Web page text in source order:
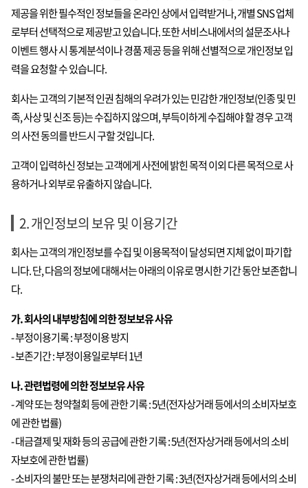
제공을 위한 필수적인 정보들을 온라인 상에서 입력받거나, 개별 SNS 업체
로부터 선택적으로 제공받고 있습니다. 또한 서비스내에서의 설문조사나
이벤트 행사 시 통계분석이나 경품 제공 등을 위해 선별적으로 개인정보 입
력을 요청할 수 있습니다.
회사는 고객의 기본적 인권 침해의 우려가 있는 민감한 개인정보(인종 및 민
족, 사상 및 신조 등)는 수집하지 않으며, 부득이하게 수집해야 할 경우 고객
의 사전 동의를 반드시 구할 것입니다.
고객이 입력하신 정보는 고객에게 사전에 밝힌 목적 이외 다른 목적으로 사
용하거나 외부로 유출하지 않습니다.
2. 개인정보의 보유 및 이용기간
회사는 고객의 개인정보를 수집 및 이용목적이 달성되면 지체 없이 파기합
니다. 단, 다음의 정보에 대해서는 아래의 이유로 명시한 기간 동안 보존합니
다.
가. 회사의 내부방침에 의한 정보보유 사유
- 부정이용기록 : 부정이용 방지
- 보존기간 : 부정이용일로부터 1년
나. 관련법령에 의한 정보보유 사유
- 계약 또는 청약철회 등에 관한 기록 : 5년(전자상거래 등에서의 소비자보호
에 관한 법률)
- 대금결제 및 재화 등의 공급에 관한 기록 : 5년(전자상거래 등에서의 소비
자보호에 관한 법률)
- 소비자의 불만 또는 분쟁처리에 관한 기록 : 3년(전자상거래 등에서의 소비